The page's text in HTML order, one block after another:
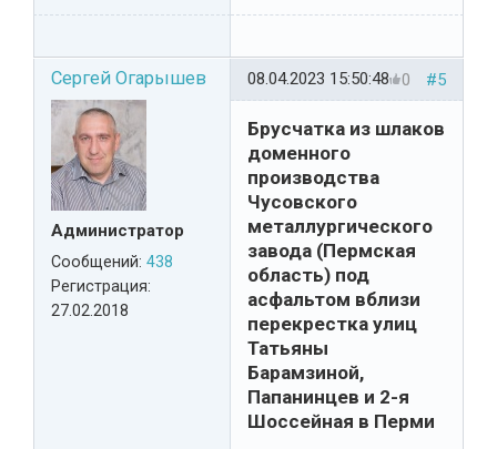
Сергей Огарышев
Администратор
Сообщений: 438
Регистрация:
27.02.2018
#5
0
08.04.2023 15:50:48
Брусчатка из шлаков
доменного
производства
Чусовского
металлургического
завода (Пермская
область) под
асфальтом вблизи
перекрестка улиц
Татьяны
Барамзиной,
Папанинцев и 2-я
Шоссейная в Перми